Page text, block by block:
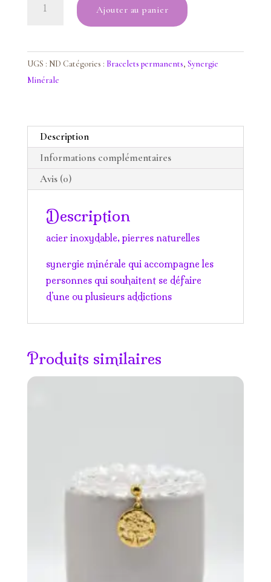
minérale
liberté
Ajouter au panier
UGS : ND Catégories : Bracelets permanents, Synergie
Minérale
Description
Informations complémentaires
Avis (0)
Description
acier inoxydable, pierres naturelles
synergie minérale qui accompagne les
personnes qui souhaitent se défaire
d’une ou plusieurs addictions
Produits similaires